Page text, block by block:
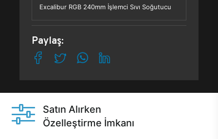
Excalibur RGB 240mm İşlemci Sıvı Soğutucu
Paylaş:
Satın Alırken
Özelleştirme İmkanı